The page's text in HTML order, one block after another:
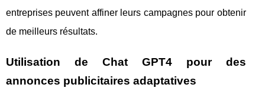
entreprises peuvent affiner leurs campagnes pour obtenir
de meilleurs résultats.
Utilisation de Chat GPT4 pour des
annonces publicitaires adaptatives